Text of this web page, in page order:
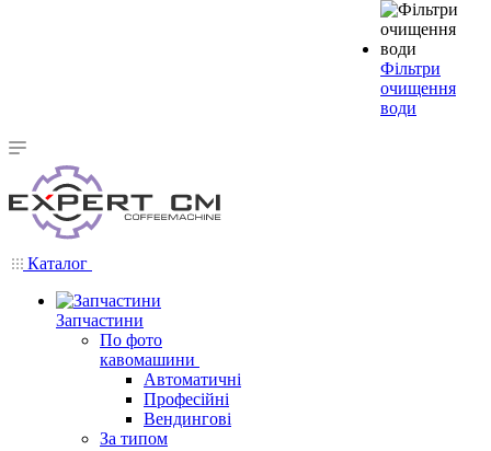
Фільтри
очищення
води
Каталог
Запчастини
По фото
кавомашини
Автоматичні
Професійні
Вендингові
За типом